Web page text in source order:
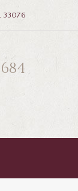
33076